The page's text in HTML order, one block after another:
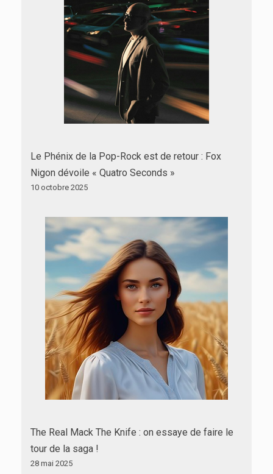
Le Phénix de la Pop-Rock est de retour : Fox
Nigon dévoile « Quatro Seconds »
10 octobre 2025
The Real Mack The Knife : on essaye de faire le
tour de la saga !
28 mai 2025